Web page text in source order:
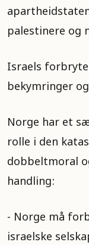
palestinere og
Israels
bekymringer
Norge har et
rolle i den
dobbeltmoral
handling:
- Norge må
israelske